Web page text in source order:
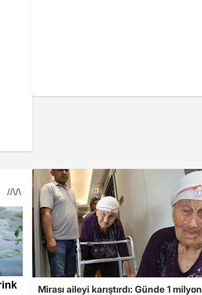
Mirası aileyi karıştırdı: Günde 1 milyon